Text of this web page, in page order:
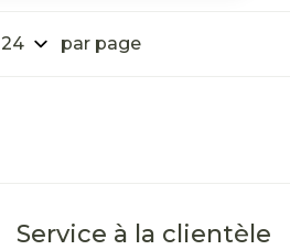
par page
Service à la clientèle